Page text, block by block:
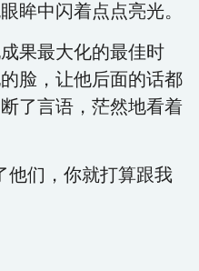
眸中闪着点点亮光。
果最大化的最佳时
脸，让他后面的话都
了言语，茫然地看着
他们，你就打算跟我